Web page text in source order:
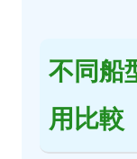
不同船
用比較